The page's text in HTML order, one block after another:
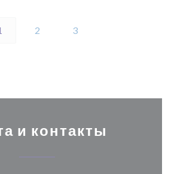
2 3
и контакты